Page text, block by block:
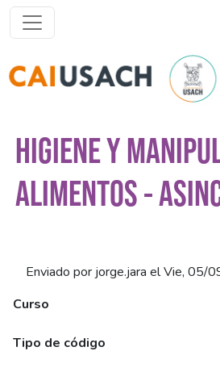
Pasar al contenido principal
HIGIENE Y
ALIMENTOS -
Enviado por jorge.jara elVie, 05/
Curso
Tipo de código